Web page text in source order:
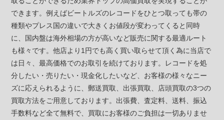
できます。例えばビートルズのレコードをひとつ取っても帯の
種類やプレス国の違いで大きくお値段が変わってくると同時
に、国内盤は海外相場の方が高いなど販売に関する最適ルート
も様々です。他店より1円でも高く買い取らせて頂く為に当店で
は日々、最高価格でのお取引を続けております。レコードを処
分したい・売りたい・現金化したいなど、お客様の様々なニー
ズに応えられるように、郵送買取、出張買取、店頭買取の3つの
買取方法をご用意しております。出張費、査定料、送料、振込
手数料など全て無料で、買取にお客様のご負担は一切ありませ